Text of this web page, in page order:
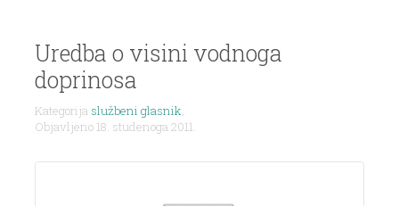
Uredba o visini vodnoga
doprinosa
Kategorija službeni glasnik,
Objavljeno 18. studenoga 2011.